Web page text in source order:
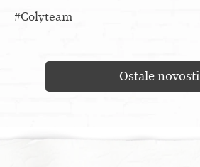
#Colyteam
Ostale novosti